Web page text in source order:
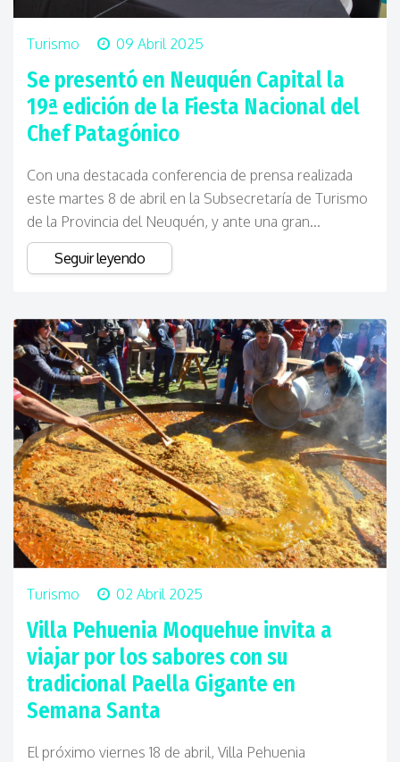
Turismo 09 Abril 2025
Se presentó en Neuquén Capital la
19ª edición de la Fiesta Nacional del
Chef Patagónico
Con una destacada conferencia de prensa realizada
este martes 8 de abril en la Subsecretaría de Turismo
de la Provincia del Neuquén, y ante una gran...
Seguir leyendo
Turismo 02 Abril 2025
Villa Pehuenia Moquehue invita a
viajar por los sabores con su
tradicional Paella Gigante en
Semana Santa
El próximo viernes 18 de abril, Villa Pehuenia